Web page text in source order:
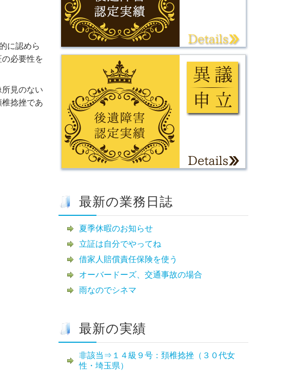
に認めら
必要性を
見のない
捻挫であ
最新の業務日誌
夏季休暇のお知らせ
立証は自分でやってね
借家人賠償責任保険を使う
オーバードーズ、交通事故の場合
雨なのでシネマ
最新の実績
非該当⇒１４級９号：頚椎捻挫（３０代女
性・埼玉県）